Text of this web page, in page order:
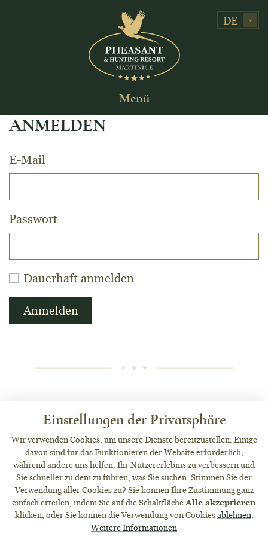
Einstellungen der Privatsphäre
Wir verwenden Cookies, um unsere Dienste bereitzustellen. Einige
davon sind für das Funktionieren der Website erforderlich,
während andere uns helfen, Ihr Nutzererlebnis zu verbessern und
Sie schneller zu dem zu führen, was Sie suchen. Stimmen Sie der
Verwendung aller Cookies zu? Sie können Ihre Zustimmung ganz
einfach erteilen, indem Sie auf die SchaltflächeAlle akzeptieren
klicken, oder Sie können die Verwendung von Cookiesablehnen.
Weitere Informationen
DE
Menü
ANMELDEN
E-Mail
Passwort
Dauerhaft anmelden
Anmelden
KONTAKTIEREN SIE UNS
+420 602 113 418